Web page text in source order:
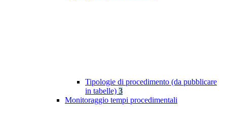
Tipologie di procedimento (da pubblicare
in tabelle) 3
Monitoraggio tempi procedimentali